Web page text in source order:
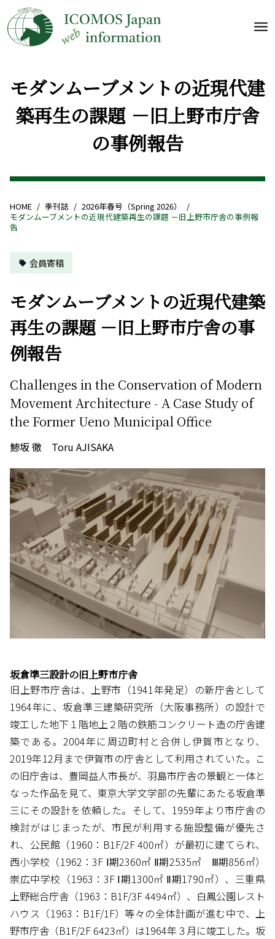
モダンムーブメントの近現代建
築再生の課題 －旧上野市庁舎
の事例報告
HOME / 季刊誌 / 2026年春号（Spring 2026）
/
モダンムーブメントの近現代建築再生の課題 －旧上野市庁舎の事例報
告
会員寄稿
モダンムーブメントの近現代建築
再生の課題 －旧上野市庁舎の事
例報告
Challenges in the Conservation of Modern
Movement Architecture - A Case Study of
the Former Ueno Municipal Office
鯵坂 徹 Toru AJISAKA
坂倉準三設計の旧上野市庁舎
旧上野市庁舎は、上野市（1941年発足）の新庁舎として
1964年に、坂倉準三建築研究所（大阪事務所）の設計で
竣工した地下１階地上２階の鉄筋コンクリート造の庁舎建
築である。2004年に周辺町村と合併し伊賀市となり、
2019年12月まで伊賀市の庁舎として利用されていた。こ
の旧庁舎は、豊岡益人市長が、羽島市庁舎の景観と一体と
なった作品を見て、東京大学文学部の先輩にあたる坂倉準
三にその設計を依頼した。そして、1959年より市庁舎の
検討がはじまったが、市民が利用する施設整備が優先さ
れ、公民館（1960：B1F/2F 400㎡）が最初に建てられ、
西小学校（1962：3F Ⅰ期2360㎡ Ⅱ期2535㎡ Ⅲ期856㎡）
崇広中学校（1963：3F Ⅰ期1300㎡ Ⅱ期1790㎡）、三重県
上野総合庁舎（1963：B1F/3F 4494㎡）、白鳳公園レスト
ハウス（1963：B1F/1F）等々の全体計画が進む中で、上
野市庁舎（B1F/2F 6423㎡）は1964年３月に竣工した。坂